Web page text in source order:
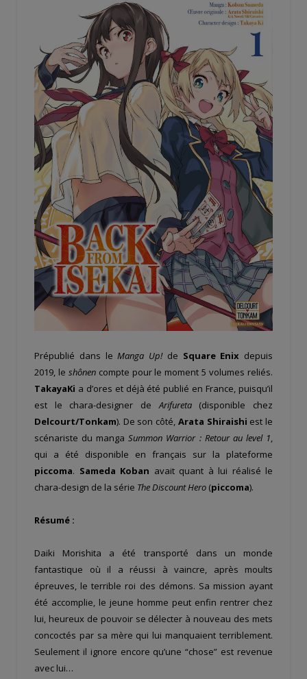
Prépublié dans leManga Up!de Square Enix depuis
2019, le shônencompte pour le moment 5 volumes reliés.
TakayaKi a d’ores et déjà été publié en France, puisqu’il
est le chara-designer deArifureta(disponible chez
Delcourt/Tonkam). De son côté, Arata Shiraishi est le
scénariste du mangaSummon Warrior : Retour au level 1,
qui a été disponible en français sur la plateforme
piccoma. Sameda Koban avait quant à lui réalisé le
chara-design de la série The Discount Hero (piccoma).
Résumé :
Daiki Morishita a été transporté dans un monde
fantastique où il a réussi à vaincre, après moults
épreuves, le terrible roi des démons. Sa mission ayant
été accomplie, le jeune homme peut enfin rentrer chez
lui, heureux de pouvoir se délecter à nouveau des mets
concoctés par sa mère qui lui manquaient terriblement.
Seulement il ignore encore qu’une “chose” est revenue
avec lui…